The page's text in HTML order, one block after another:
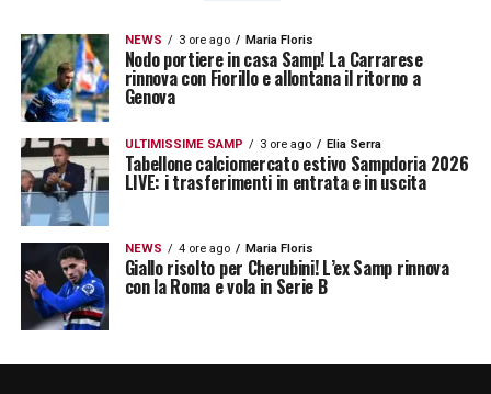
NEWS 3 ore ago Maria Floris
Nodo portiere in casa Samp! La Carrarese
rinnova con Fiorillo e allontana il ritorno a
Genova
ULTIMISSIME SAMP 3 ore ago Elia Serra
Tabellone calciomercato estivo Sampdoria 2026
LIVE: i trasferimenti in entrata e in uscita
NEWS 4 ore ago Maria Floris
Giallo risolto per Cherubini! L’ex Samp rinnova
con la Roma e vola in Serie B